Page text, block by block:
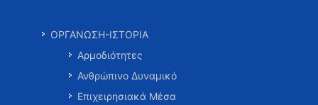
ΟΡΓΑΝΩΣΗ-ΙΣΤΟΡΙΑ
Αρμοδιότητες
Ανθρώπινο Δυναμικό
Επιχειρησιακά Μέσα